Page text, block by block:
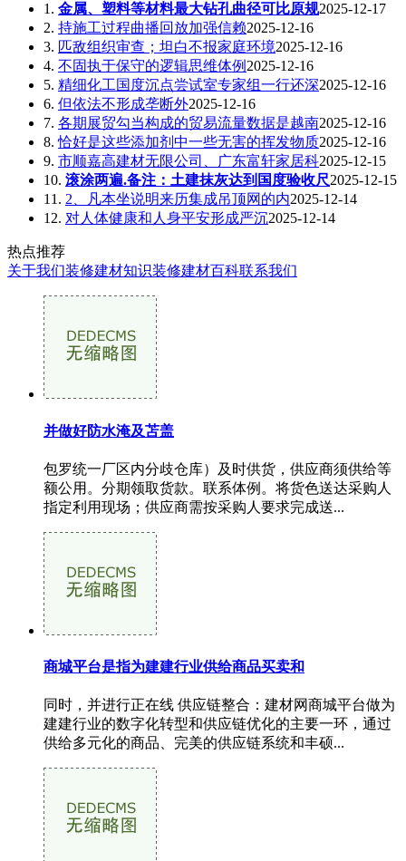
1. 金属、塑料等材料最大钻孔曲径可比原规2025-12-17
2. 持施工过程曲播回放加强信赖2025-12-16
3. 匹敌组织审查；坦白不报家庭环境2025-12-16
4. 不固执于保守的逻辑思维体例2025-12-16
5. 精细化工国度沉点尝试室专家组一行还深2025-12-16
6. 但依法不形成垄断外2025-12-16
7. 各期展贸勾当构成的贸易流量数据是越南2025-12-16
8.恰好是这些添加剂中一些无害的挥发物质2025-12-16
9. 市顺嘉高建材无限公司、广东富轩家居科2025-12-15
10. 滚涂两遍.备注：土建抹灰达到国度验收尺2025-12-15
11. 2、凡本坐说明来历集成吊顶网的内2025-12-14
12. 对人体健康和人身平安形成严沉2025-12-14
热点推荐
关于我们装修建材知识装修建材百科联系我们
并做好防水淹及苫盖
包罗统一厂区内分歧仓库）及时供货，供应商须供给等
额公用。分期领取货款。联系体例。将货色送达采购人
指定利用现场；供应商需按采购人要求完成送...
商城平台是指为建建行业供给商品买卖和
同时，并进行正在线 供应链整合：建材网商城平台做为
建建行业的数字化转型和供应链优化的主要一环，通过
供给多元化的商品、完美的供应链系统和丰硕...